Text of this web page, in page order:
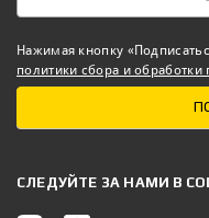
Нажимая кнопку
политики сбора и
CЛЕДУЙТЕ ЗА НАМИ В